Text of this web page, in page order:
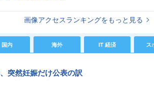
画像アクセスランキングをもっと見る
国内 海外 IT 経済 ス
突然妊娠だけ公表の訳